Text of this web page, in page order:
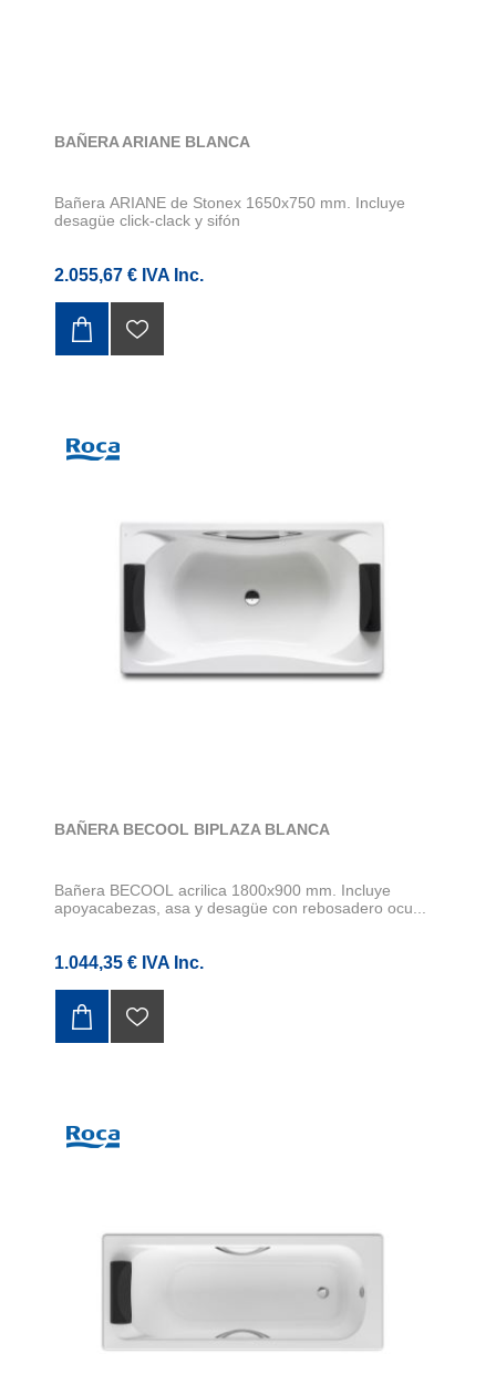
BAÑERA ARIANE BLANCA
Bañera ARIANE de Stonex 1650x750 mm. Incluye
desagüe click-clack y sifón
2.055,67 € IVA Inc.
BAÑERA BECOOL BIPLAZA BLANCA
Bañera BECOOL acrilica 1800x900 mm. Incluye
apoyacabezas, asa y desagüe con rebosadero ocu...
1.044,35 € IVA Inc.